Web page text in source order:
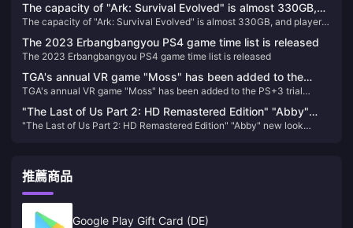
The capacity of "Ark: Survival Evolved" is almost 330GB,
and players who return to the game will directly "crash"
The capacity of "Ark: Survival Evolved" is almost 330GB, and players
The 2023 Erbangbangyou PS4 game time list is released
The 2023 Erbangbangyou PS4 game time list is released
TGA's annual VR game "Moss" has been added to the
PS+3 trial version, and you can try it for half an hour for
free.
TGA's annual VR game "Moss" has been added to the PS+3 trial
"The Last of Us Part 2: HD Remastered Edition" "Abby"
new look revealed
"The Last of Us Part 2: HD Remastered Edition" "Abby" new look
推薦商品
Google Play Gift Card (DE)